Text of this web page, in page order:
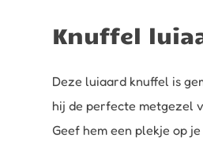
Knuffel
Deze luiaard knuffel is
hij de perfecte metgezel
Geef hem een plekje op